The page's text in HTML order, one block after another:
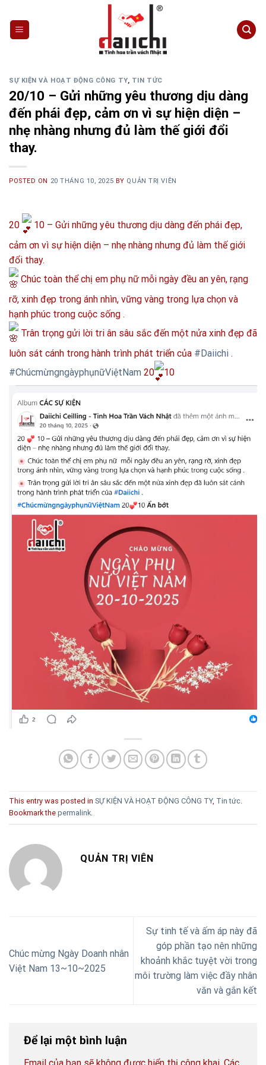
content
SỰ KIỆN VÀ HOẠT ĐỘNG CÔNG TY, TIN TỨC
20/10 – Gửi những yêu thương dịu dàng
đến phái đẹp, cảm ơn vì sự hiện diện –
nhẹ nhàng nhưng đủ làm thế giới đổi
thay.
POSTED ON 20 THÁNG 10, 2025 BY QUẢN TRỊ VIÊN
20
10 – Gửi những yêu thương dịu dàng đến phái đẹp,
cảm ơn vì sự hiện diện – nhẹ nhàng nhưng đủ làm thế giới
đổi thay.
Chúc toàn thể chị em phụ nữ mỗi ngày đều an yên, rạng
rỡ, xinh đẹp trong ánh nhìn, vững vàng trong lựa chọn và
hạnh phúc trong cuộc sống .
Trân trọng gửi lời tri ân sâu sắc đến một nửa xinh đẹp đã
luôn sát cánh trong hành trình phát triển của #Daiichi .
#ChúcmừngngàyphụnữViệtNam 20 10
This entry was posted in SỰ KIỆN VÀ HOẠT ĐỘNG CÔNG TY, Tin tức.
Bookmark the permalink.
QUẢN TRỊ VIÊN
Chúc mừng Ngày Doanh nhân
Việt Nam 13~10~2025
Sự tinh tế và ấm áp này đã
góp phần tạo nên những
khoảnh khắc tuyệt vời trong
môi trường làm việc đầy nhân
văn và gắn kết
Để lại một bình luận